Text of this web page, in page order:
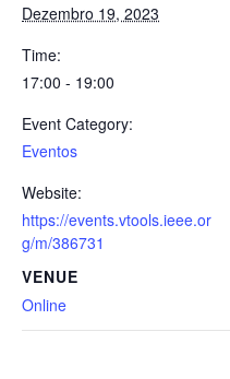
Dezembro 19, 2023
Time:
17:00 - 19:00
Event Category:
Eventos
Website:
https://events.vtools.ieee.or
g/m/386731
VENUE
Online